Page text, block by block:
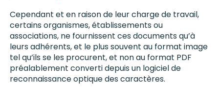
Cependant et en raison de leur charge de travail,
certains organismes, établissements ou
associations, ne fournissent ces documents qu’à
leurs adhérents, et le plus souvent au format image
tel qu’ils se les procurent, et non au format PDF
préalablement converti depuis un logiciel de
reconnaissance optique des caractères.